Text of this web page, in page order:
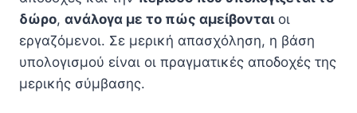
δώρο, ανάλογα με το πώς αμείβονταιοι
εργαζόμενοι. Σε μερική απασχόληση, η βάση
υπολογισμού είναι οι πραγματικές αποδοχές της
μερικής σύμβασης.